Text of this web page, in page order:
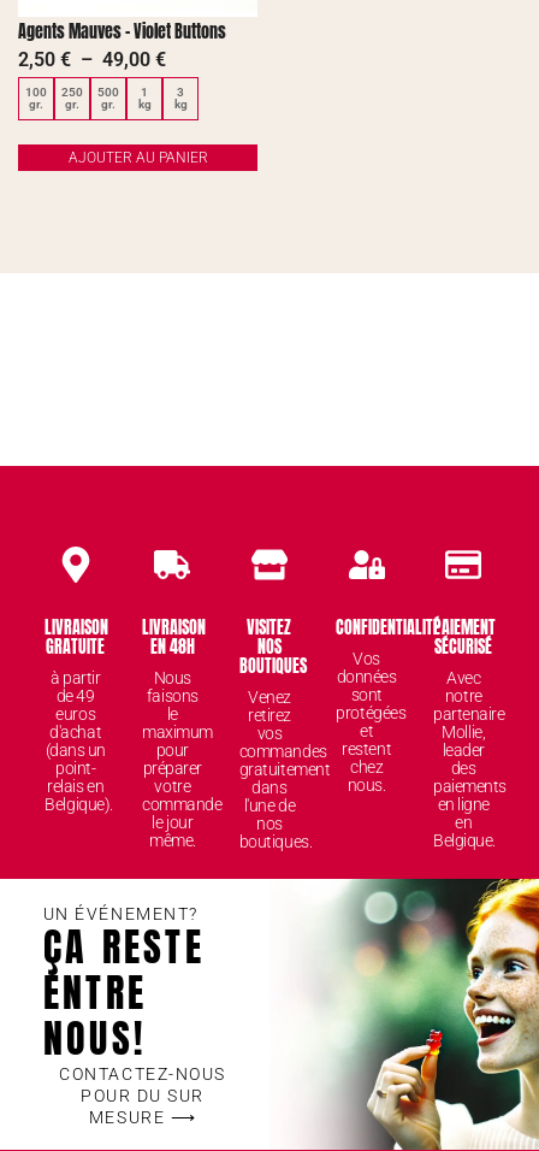
Agents Mauves – Violet Buttons
2,50 € – 49,00 €
100
gr.
250
gr.
500
gr.
1
kg
3
kg
AJOUTER AU PANIER
LIVRAISON
GRATUITE
à partir
de 49
euros
d'achat
(dans un
point-
relais en
Belgique).
LIVRAISON
EN 48H
Nous
faisons
le
maximum
pour
préparer
votre
commande
le jour
même.
VISITEZ
NOS
BOUTIQUES
Venez
retirez
vos
commandes
gratuitement
dans
l'une de
nos
boutiques.
CONFIDENTIALITÉ
Vos
données
sont
protégées
et
restent
chez
nous.
PAIEMENT
SÉCURISÉ
Avec
notre
partenaire
Mollie,
leader
des
paiements
en ligne
en
Belgique.
UN ÉVÉNEMENT?
ÇA RESTE
ENTRE
NOUS!
CONTACTEZ-NOUS
POUR DU SUR
MESURE ⟶